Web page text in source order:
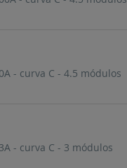
- curva C - 4.5 módulos
- curva C - 3 módulos